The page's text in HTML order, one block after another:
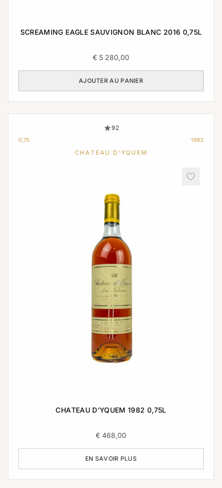
SCREAMING EAGLE SAUVIGNON BLANC 2016 0,75L
€ 5 280,00
AJOUTER AU PANIER
92
0,75 1982
CHATEAU D'YQUEM
CHATEAU D'YQUEM 1982 0,75L
€ 468,00
EN SAVOIR PLUS